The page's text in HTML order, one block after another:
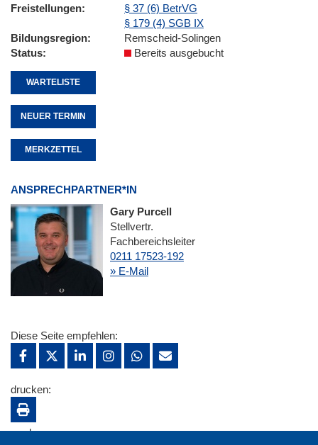
Freistellungen
§ 37 (6) BetrVG
§ 179 (4) SGB IX
Bildungsregion
Remscheid-Solingen
Status
Bereits ausgebucht
WARTELISTE
NEUER TERMIN
MERKZETTEL
ANSPRECHPARTNER*IN
Gary Purcell
Stellvertr.
Fachbereichsleiter
0211 17523-192
» E-Mail
Diese Seite empfehlen:
drucken:
merken: